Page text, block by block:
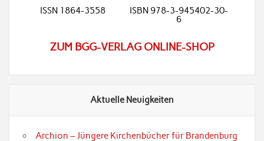
ISSN 1864-3558
ISBN 978-3-945402-30-
6
ZUM BGG-VERLAG ONLINE-SHOP
Aktuelle Neuigkeiten
Archion – Jüngere Kirchenbücher für Brandenburg